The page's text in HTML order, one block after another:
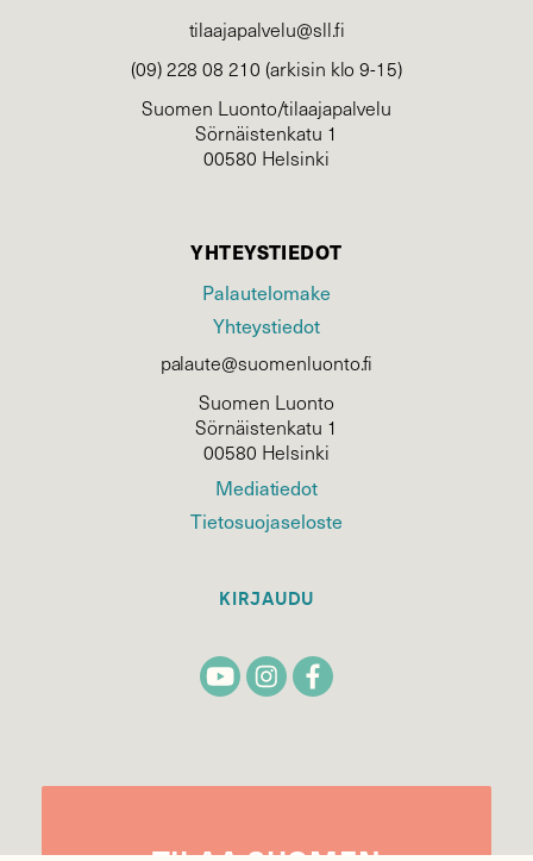
tilaajapalvelu@sll.fi
(09) 228 08 210 (arkisin klo 9-15)
Suomen Luonto/tilaajapalvelu
Sörnäistenkatu 1
00580 Helsinki
YHTEYSTIEDOT
Palautelomake
Yhteystiedot
palaute@suomenluonto.fi
Suomen Luonto
Sörnäistenkatu 1
00580 Helsinki
Mediatiedot
Tietosuojaseloste
KIRJAUDU